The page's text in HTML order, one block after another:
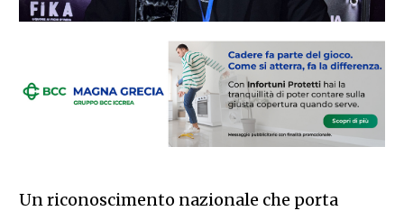
Un riconoscimento nazionale che porta